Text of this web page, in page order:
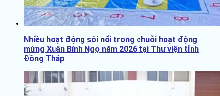
Nhiều hoạt động sôi nổi trong chuỗi hoạt động
mừng Xuân Bính Ngọ năm 2026 tại Thư viện tỉnh
Đồng Tháp